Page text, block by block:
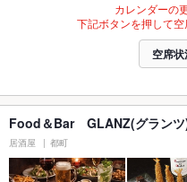
カレンダーの
下記ボタンを押して空
空席
Food＆Bar GLANZ(グラン
居酒屋 都町